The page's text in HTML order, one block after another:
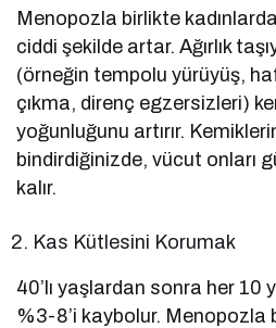
Menopozla birlikte
ciddi şekilde artar. Ağırlık
(örneğin tempolu yürüyüş,
çıkma, direnç egzersizleri)
yoğunluğunu artırır.
bindirdiğinizde, vücut onları
kalır.
Kas Kütlesini Korumak
40’lı yaşlardan sonra her 10
%3-8’i kaybolur. Menopozla